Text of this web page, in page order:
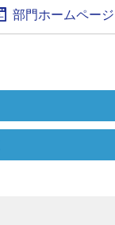
部門ホームページ